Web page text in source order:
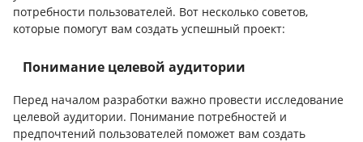
потребности пользователей. Вот несколько советов,
которые помогут вам создать успешный проект:
Понимание целевой аудитории
Перед началом разработки важно провести исследование
целевой аудитории. Понимание потребностей и
предпочтений пользователей поможет вам создать